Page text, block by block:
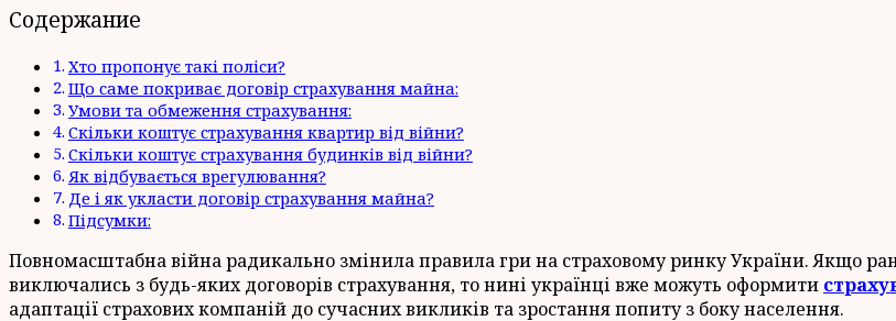
Содержание
Хто пропонує такі поліси?
Що саме покриває договір страхування майна:
Умови та обмеження страхування:
Скільки коштує страхування квартир від війни?
Скільки коштує страхування будинків від війни?
Як відбувається врегулювання?
Де і як укласти договір страхування майна?
Підсумки:
Повномасштабна війна радикально змінила правила гри на страховому ринку України. Якщо
виключались з будь-яких договорів страхування, то нині українці вже можуть оформити
адаптації страхових компаній до сучасних викликів та зростання попиту з боку населення.